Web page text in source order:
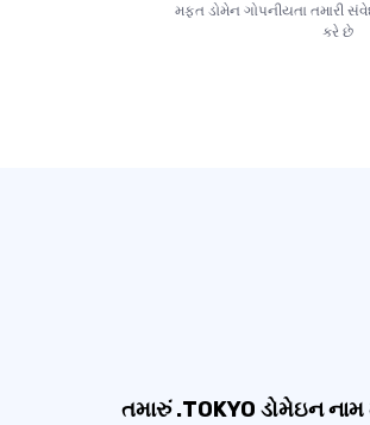
મફત ડોમેન ગોપનીયતા તમારી
કરે છે
તમારું .TOKYO ડોમેઇન